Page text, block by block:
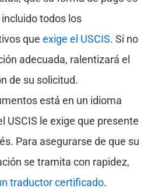
incluido todos los
que exige el USCIS. Si no
adecuada, ralentizará el
de su solicitud.
está en un idioma
USCIS le exige que presente
Para asegurarse de que su
se tramita con rapidez,
traductor certificado.